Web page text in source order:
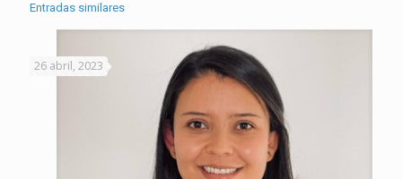
Entradas similares
26 abril, 2023